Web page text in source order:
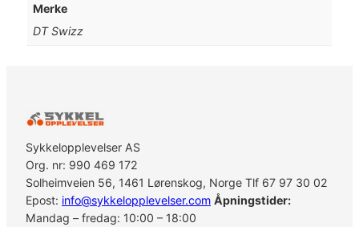
Merke
DT Swizz
Sykkelopplevelser AS
Org. nr: 990 469 172
Solheimveien 56, 1461 Lørenskog, Norge Tlf 67 97 30 02
Epost: info@sykkelopplevelser.com Åpningstider:
Mandag – fredag: 10:00 – 18:00